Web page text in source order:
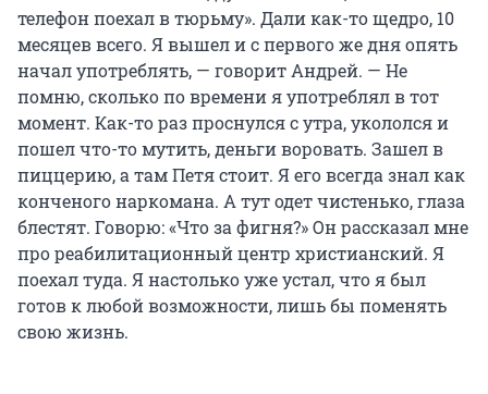
телефон поехал в тюрьму». Дали как-то щедро, 10
месяцев всего. Я вышел и с первого же дня опять
начал употреблять, — говорит Андрей. — Не
помню, сколько по времени я употреблял в тот
момент. Как-то раз проснулся с утра, укололся и
пошел что-то мутить, деньги воровать. Зашел в
пиццерию, а там Петя стоит. Я его всегда знал как
конченого наркомана. А тут одет чистенько, глаза
блестят. Говорю: «Что за фигня?» Он рассказал мне
про реабилитационный центр христианский. Я
поехал туда. Я настолько уже устал, что я был
готов к любой возможности, лишь бы поменять
свою жизнь.